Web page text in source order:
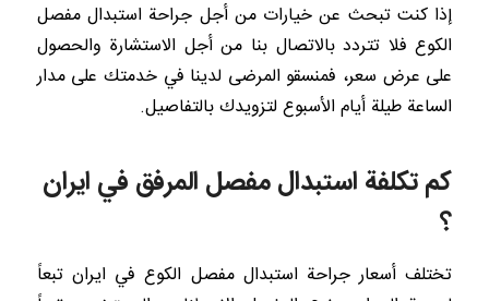
إذا كنت تبحث عن خيارات من أجل جراحة استبدال مفصل
الكوع فلا تتردد بالاتصال بنا من أجل الاستشارة والحصول
على عرض سعر، فمنسقو المرضى لدينا في خدمتك على مدار
الساعة طيلة أيام الأسبوع لتزويدك بالتفاصيل.
كم تكلفة استبدال مفصل المرفق في ايران
؟
تختلف أسعار جراحة استبدال مفصل الكوع في ايران تبعاً